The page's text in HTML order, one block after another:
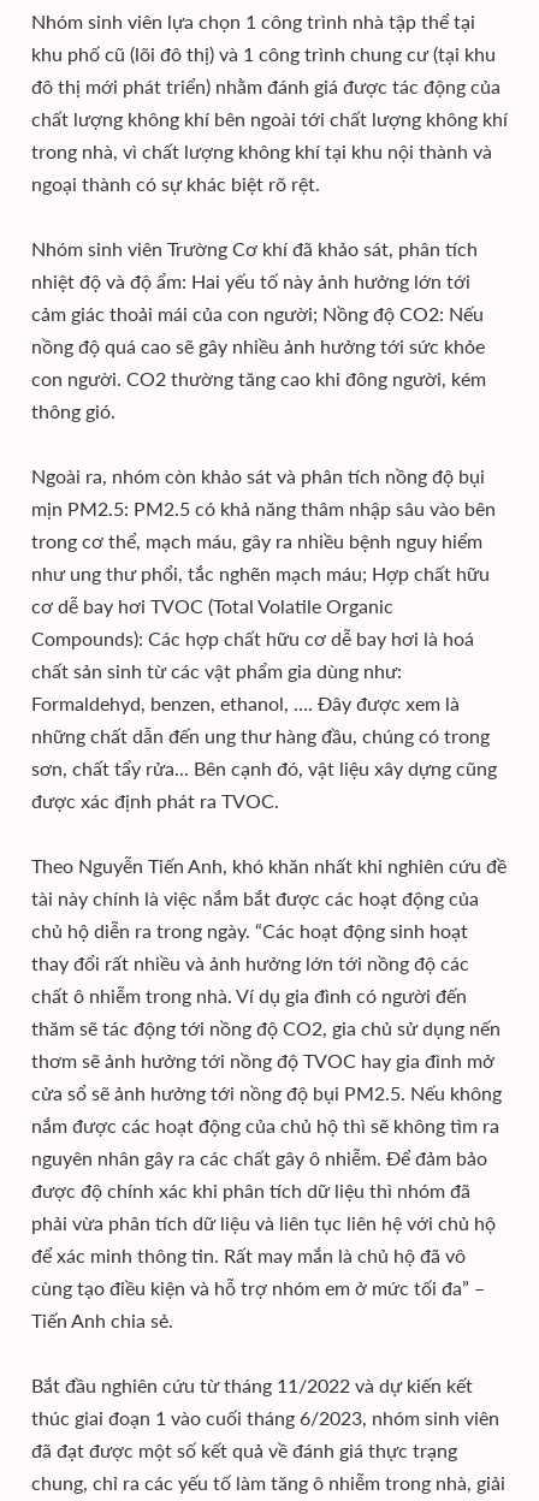
Nhóm sinh viên lựa chọn 1 công trình nhà tập thể tại
khu phố cũ (lõi đô thị) và 1 công trình chung cư (tại khu
đô thị mới phát triển) nhằm đánh giá được tác động của
chất lượng không khí bên ngoài tới chất lượng không khí
trong nhà, vì chất lượng không khí tại khu nội thành và
ngoại thành có sự khác biệt rõ rệt.
Nhóm sinh viên Trường Cơ khí đã khảo sát, phân tích
nhiệt độ và độ ẩm: Hai yếu tố này ảnh hưởng lớn tới
cảm giác thoải mái của con người; Nồng độ CO2: Nếu
nồng độ quá cao sẽ gây nhiều ảnh hưởng tới sức khỏe
con người. CO2 thường tăng cao khi đông người, kém
thông gió.
Ngoài ra, nhóm còn khảo sát và phân tích nồng độ bụi
mịn PM2.5: PM2.5 có khả năng thâm nhập sâu vào bên
trong cơ thể, mạch máu, gây ra nhiều bệnh nguy hiểm
như ung thư phổi, tắc nghẽn mạch máu; Hợp chất hữu
cơ dễ bay hơi TVOC (Total Volatile Organic
Compounds): Các hợp chất hữu cơ dễ bay hơi là hoá
chất sản sinh từ các vật phẩm gia dùng như:
Formaldehyd, benzen, ethanol, …. Đây được xem là
những chất dẫn đến ung thư hàng đầu, chúng có trong
sơn, chất tẩy rửa... Bên cạnh đó, vật liệu xây dựng cũng
được xác định phát ra TVOC.
Theo Nguyễn Tiến Anh, khó khăn nhất khi nghiên cứu đề
tài này chính là việc nắm bắt được các hoạt động của
chủ hộ diễn ra trong ngày. “Các hoạt động sinh hoạt
thay đổi rất nhiều và ảnh hưởng lớn tới nồng độ các
chất ô nhiễm trong nhà. Ví dụ gia đình có người đến
thăm sẽ tác động tới nồng độ CO2, gia chủ sử dụng nến
thơm sẽ ảnh hưởng tới nồng độ TVOC hay gia đình mở
cửa sổ sẽ ảnh hưởng tới nồng độ bụi PM2.5. Nếu không
nắm được các hoạt động của chủ hộ thì sẽ không tìm ra
nguyên nhân gây ra các chất gây ô nhiễm. Để đảm bảo
được độ chính xác khi phân tích dữ liệu thì nhóm đã
phải vừa phân tích dữ liệu và liên tục liên hệ với chủ hộ
để xác minh thông tin. Rất may mắn là chủ hộ đã vô
cùng tạo điều kiện và hỗ trợ nhóm em ở mức tối đa” –
Tiến Anh chia sẻ.
Bắt đầu nghiên cứu từ tháng 11/2022 và dự kiến kết
thúc giai đoạn 1 vào cuối tháng 6/2023, nhóm sinh viên
đã đạt được một số kết quả về đánh giá thực trạng
chung, chỉ ra các yếu tố làm tăng ô nhiễm trong nhà, giải